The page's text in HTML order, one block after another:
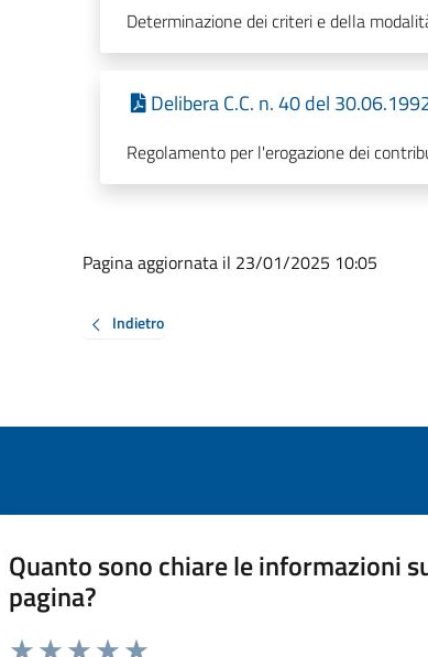
Determinazione dei criteri e della
Delibera C.C. n. 40 del
Regolamento per l'erogazione dei
Pagina aggiornata il 23/01/2025 10:05
Indietro
Quanto sono chiare le informazioni
pagina?
Valuta da 1 a 5 stelle la pagina